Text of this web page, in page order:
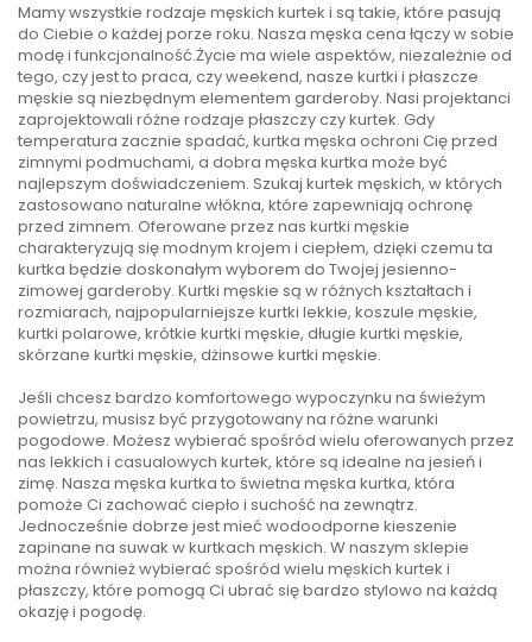
Mamy wszystkie rodzaje męskich kurtek i są takie, które pasują
do Ciebie o każdej porze roku. Nasza męska cena łączy w sobie
modę i funkcjonalność.Życie ma wiele aspektów, niezależnie od
tego, czy jest to praca, czy weekend, nasze kurtki i płaszcze
męskie są niezbędnym elementem garderoby. Nasi projektanci
zaprojektowali różne rodzaje płaszczy czy kurtek. Gdy
temperatura zacznie spadać, kurtka męska ochroni Cię przed
zimnymi podmuchami, a dobra męska kurtka może być
najlepszym doświadczeniem. Szukaj kurtek męskich, w których
zastosowano naturalne włókna, które zapewniają ochronę
przed zimnem. Oferowane przez nas kurtki męskie
charakteryzują się modnym krojem i ciepłem, dzięki czemu ta
kurtka będzie doskonałym wyborem do Twojej jesienno-
zimowej garderoby. Kurtki męskie są w różnych kształtach i
rozmiarach, najpopularniejsze kurtki lekkie, koszule męskie,
kurtki polarowe, krótkie kurtki męskie, długie kurtki męskie,
skórzane kurtki męskie, dżinsowe kurtki męskie.
Jeśli chcesz bardzo komfortowego wypoczynku na świeżym
powietrzu, musisz być przygotowany na różne warunki
pogodowe. Możesz wybierać spośród wielu oferowanych przez
nas lekkich i casualowych kurtek, które są idealne na jesień i
zimę. Nasza męska kurtka to świetna męska kurtka, która
pomoże Ci zachować ciepło i suchość na zewnątrz.
Jednocześnie dobrze jest mieć wodoodporne kieszenie
zapinane na suwak w kurtkach męskich. W naszym sklepie
można również wybierać spośród wielu męskich kurtek i
płaszczy, które pomogą Ci ubrać się bardzo stylowo na każdą
okazję i pogodę.